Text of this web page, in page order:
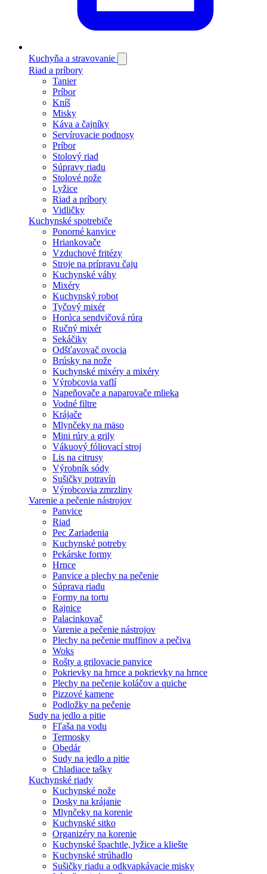
Kuchyňa a stravovanie
Riad a príbory
Tanier
Príbor
Kníš
Misky
Káva a čajníky
Servírovacie podnosy
Príbor
Stolový riad
Súpravy riadu
Stolové nože
Lyžice
Riad a príbory
Vidličky
Kuchynské spotrebiče
Ponorné kanvice
Hriankovače
Vzduchové fritézy
Stroje na prípravu čaju
Kuchynské váhy
Mixéry
Kuchynský robot
Tyčový mixér
Horúca sendvičová rúra
Ručný mixér
Sekáčiky
Odšťavovač ovocia
Brúsky na nože
Kuchynské mixéry a mixéry
Výrobcovia vaflí
Napeňovače a naparovače mlieka
Vodné filtre
Krájače
Mlynčeky na mäso
Mini rúry a grily
Vákuový fóliovací stroj
Lis na citrusy
Výrobník sódy
Sušičky potravín
Výrobcovia zmrzliny
Varenie a pečenie nástrojov
Panvice
Riad
Pec Zariadenia
Kuchynské potreby
Pekárske formy
Hrnce
Panvice a plechy na pečenie
Súprava riadu
Formy na tortu
Rajnice
Palacinkovač
Varenie a pečenie nástrojov
Plechy na pečenie muffinov a pečiva
Woks
Rošty a grilovacie panvice
Pokrievky na hrnce a pokrievky na hrnce
Plechy na pečenie koláčov a quiche
Pizzové kamene
Podložky na pečenie
Sudy na jedlo a pitie
Fľaša na vodu
Termosky
Obedár
Sudy na jedlo a pitie
Chladiace tašky
Kuchynské riady
Kuchynské nože
Dosky na krájanie
Mlynčeky na korenie
Kuchynské sitko
Organizéry na korenie
Kuchynské špachtle, lyžice a kliešte
Kuchynské strúhadlo
Sušičky riadu a odkvapkávacie misky